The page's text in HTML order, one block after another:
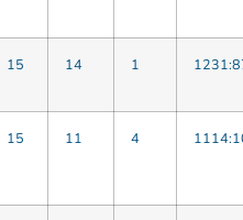
15 14 1
15 11 4